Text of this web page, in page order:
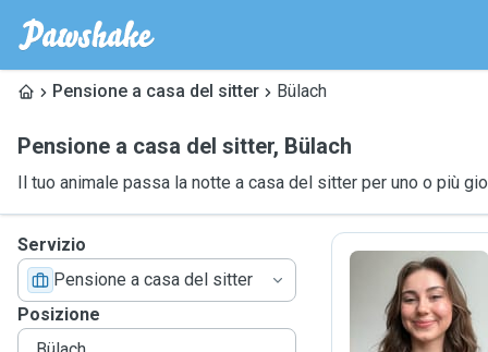
Pensione a casa del sitter Bülach
Pensione a casa del sitter, Bülach
Il tuo animale passa la notte a casa del sitter per uno o più
Servizio
Pensione a casa del sitter
Posizione
A